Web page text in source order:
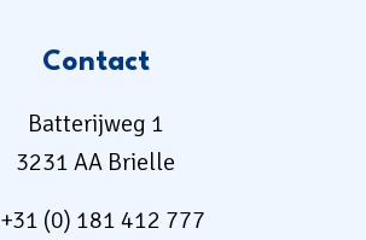
Contact
Batterijweg 1
3231 AA Brielle
+31 (0) 181 412 777